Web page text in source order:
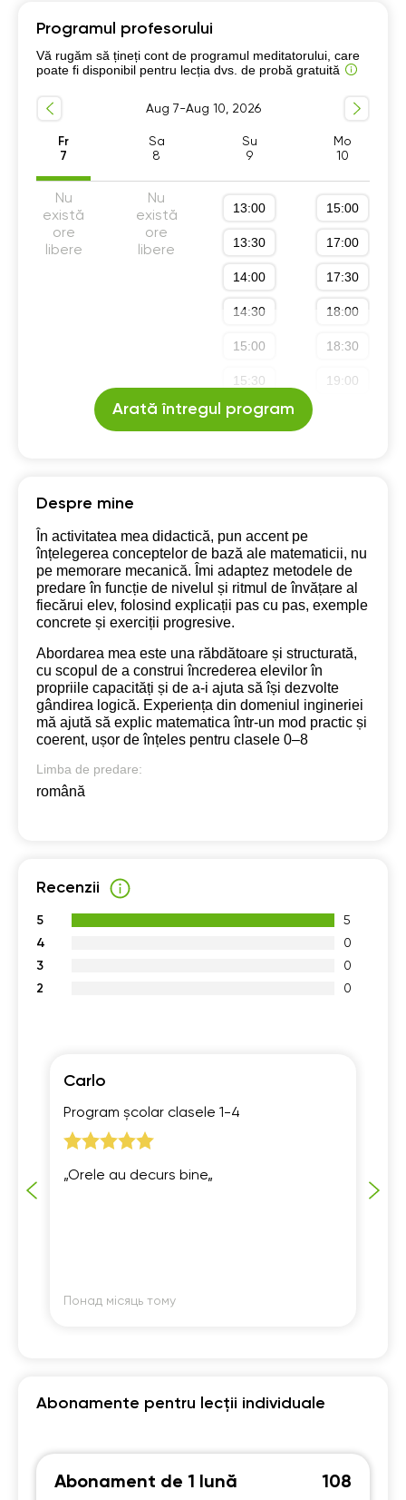
Pregatire Bacalaureat
Program școlar clasele 1-4
Program școlar clasele 9-12
Pregătire pentru Examen Național clasa a 8-a
Programul profesorului
Vă rugăm să țineți cont de programul meditatorului, care
poate fi disponibil pentru lecția dvs. de probă gratuită
Aug 7-Aug 10, 2026
Fr
7
Sa
8
Su
9
Mo
10
Nu
există
ore
libere
Nu
există
ore
libere
13:00
13:30
14:00
14:30
15:00
15:30
16:00
15:00
17:00
17:30
18:00
18:30
19:00
Arată întregul program
Despre mine
În activitatea mea didactică, pun accent pe
înțelegerea conceptelor de bază ale matematicii, nu
pe memorare mecanică. Îmi adaptez metodele de
predare în funcție de nivelul și ritmul de învățare al
fiecărui elev, folosind explicații pas cu pas, exemple
concrete și exerciții progresive.
Abordarea mea este una răbdătoare și structurată,
cu scopul de a construi încrederea elevilor în
propriile capacități și de a-i ajuta să își dezvolte
gândirea logică. Experiența din domeniul ingineriei
mă ajută să explic matematica într-un mod practic și
coerent, ușor de înțeles pentru clasele 0–8
Limba de predare:
română
Recenzii
5
5
4
0
3
0
2
0
Carlo
Program școlar clasele 1-4
„Orele au decurs bine„
Понад місяць тому
Abonamente pentru lecții individuale
Abonament de 1 lună 108